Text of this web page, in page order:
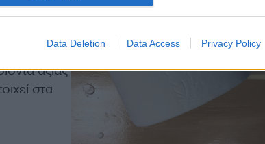
Data Deletion Data Access Privacy Policy
την
αξίας
στα